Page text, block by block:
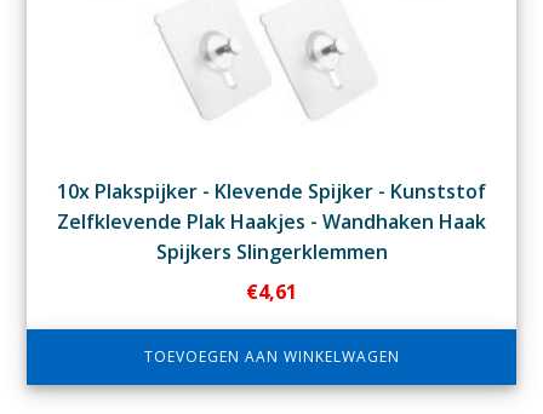
10x Plakspijker - Klevende Spijker - Kunststof
Zelfklevende Plak Haakjes - Wandhaken Haak
Spijkers Slingerklemmen
€4,61
TOEVOEGEN AAN WINKELWAGEN